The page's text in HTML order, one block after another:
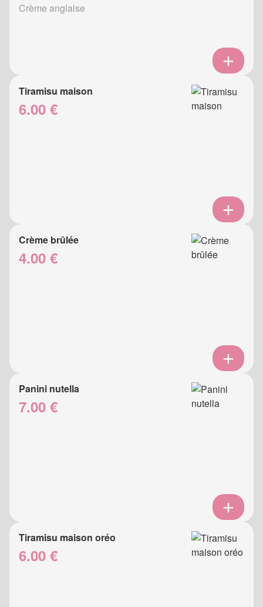
Crème anglaise
Tiramisu maison
6.00 €
Crème brûlée
4.00 €
Panini nutella
7.00 €
Tiramisu maison oréo
6.00 €